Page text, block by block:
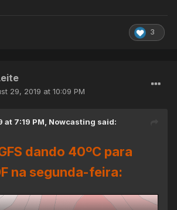
3
29, 2019 at 10:09 PM
at 7:19 PM, Nowcasting said:
dando 40ºC para
na segunda-feira: